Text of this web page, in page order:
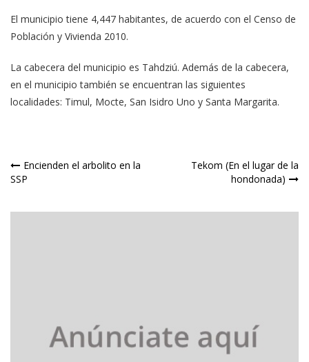
El municipio tiene 4,447 habitantes, de acuerdo con el Censo de
Población y Vivienda 2010.
La cabecera del municipio es Tahdziú. Además de la cabecera,
en el municipio también se encuentran las siguientes
localidades: Timul, Mocte, San Isidro Uno y Santa Margarita.
Navegación
entradas
Encienden el arbolito en la
SSP
Tekom (En el lugar de la
hondonada)